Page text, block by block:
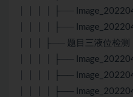
│ │ │ │ ├──
│ │ │ │ ├──
│ │ │ ├── 题目三液位检测
│ │ │ │ ├──
│ │ │ │ ├──
│ │ │ │ ├──